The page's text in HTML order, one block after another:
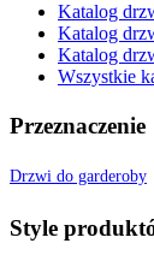
Katalog
Katalog
Katalog
Wszystkie
Przeznaczenie
Drzwi do garderoby
Style